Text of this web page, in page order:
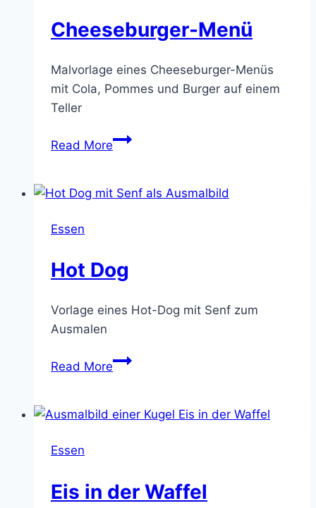
Cheeseburger-Menü
Malvorlage eines Cheeseburger-Menüs
mit Cola, Pommes und Burger auf einem
Teller
Read MoreCheeseburger-
Essen
Hot Dog
Vorlage eines Hot-Dog mit Senf zum
Ausmalen
Read MoreHot
Essen
Eis in der Waffel